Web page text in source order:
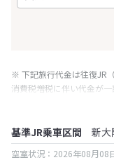
※ 下記旅行代金は往復JR
消費税増税に伴い代金が一
※ 表示されている旅行代
基準JR乗車区間 新大
空室状況：2026年08月08